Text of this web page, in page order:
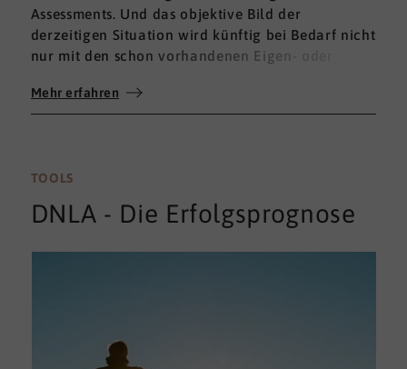
Assessments. Und das objektive Bild der
derzeitigen Situation wird künftig bei Bedarf nicht
nur mit den schon vorhandenen Eigen- oder
umfassenden 360°-Feedback.
Mehr erfahren
TOOLS
DNLA - Die Erfolgsprognose